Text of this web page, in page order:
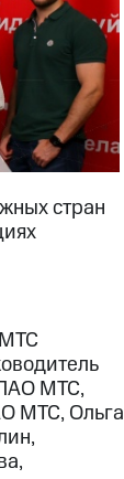
стран
МТС,
МТС, Ольга